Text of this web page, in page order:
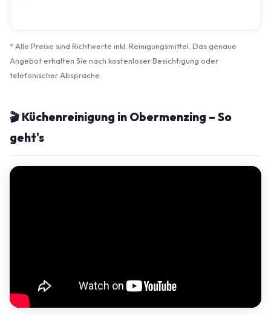
* Alle Preise sind Richtwerte inkl. Reinigungsmittel. Das genaue
Angebot erhalten Sie nach kostenloser Besichtigung oder
telefonischer Absprache.
🎬 Küchenreinigung in Obermenzing – So
geht's